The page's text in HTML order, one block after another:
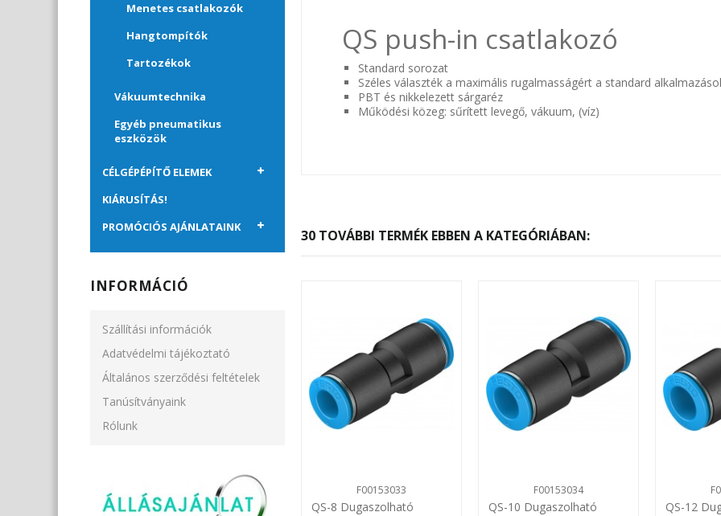
Menetes csatlakozók
Hangtompítók
Tartozékok
Vákuumtechnika
Egyéb pneumatikus
eszközök
CÉLGÉPÉPÍTŐ ELEMEK
KIÁRUSÍTÁS!
PROMÓCIÓS AJÁNLATAINK
INFORMÁCIÓ
Szállítási információk
Adatvédelmi tájékoztató
Általános szerződési feltételek
Tanúsítványaink
Rólunk
QS push-in csatlakozó
Standard sorozat
Széles választék a maximális rugalmasságért a standard
PBT és nikkelezett sárgaréz
Működési közeg: sűrített levegő, vákuum, (víz)
30 TOVÁBBI TERMÉK EBBEN A KATEGÓRIÁBAN:
F00153033
QS-8 Dugaszolható
F00153034
QS-10 Dugaszolható
QS-12